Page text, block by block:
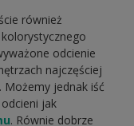
również
odcienie
najczęściej
Możemy jednak iść
jak
. Równie dobrze